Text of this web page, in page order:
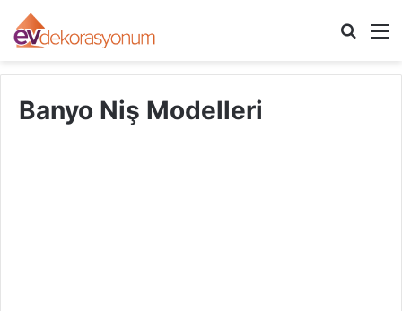
Arama
Banyo Niş Modelleri